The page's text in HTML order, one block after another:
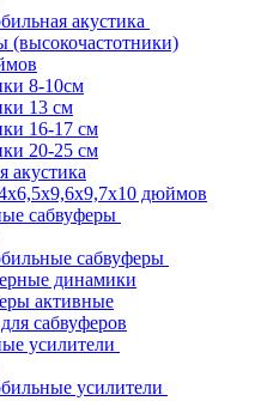
акустика
(высокочастотники)
8-10см
13 см
16-17 см
20-25 см
акустика
дюймов
сабвуферы
сабвуферы
динамики
активные
сабвуферов
усилители
усилители